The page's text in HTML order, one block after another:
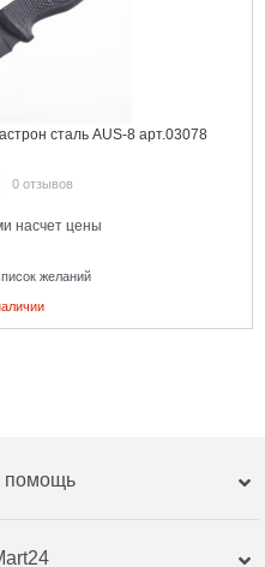
сталь AUS-8 арт.03078
0 отзывов
насчет цены
желаний
помощь